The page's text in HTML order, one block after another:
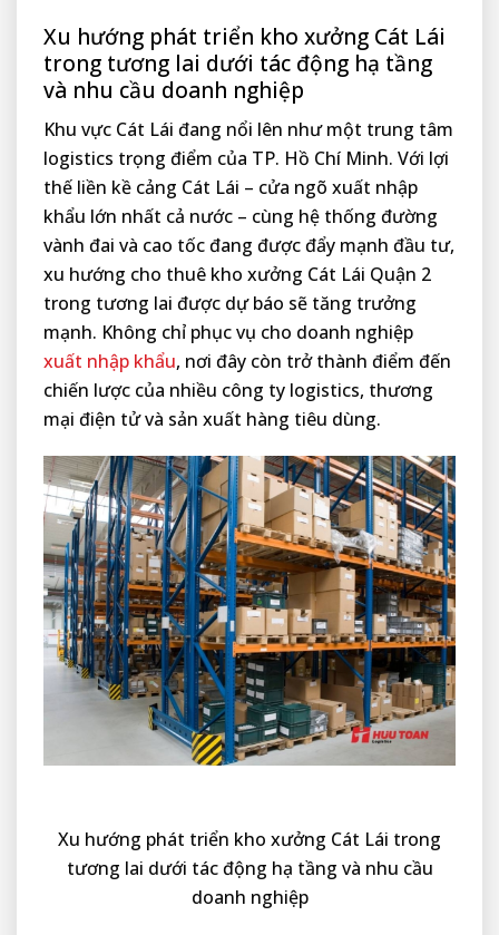
Xu hướng phát triển kho xưởng Cát Lái
trong tương lai dưới tác động hạ tầng
và nhu cầu doanh nghiệp
Khu vực Cát Lái đang nổi lên như một trung tâm
logistics trọng điểm của TP. Hồ Chí Minh. Với lợi
thế liền kề cảng Cát Lái – cửa ngõ xuất nhập
khẩu lớn nhất cả nước – cùng hệ thống đường
vành đai và cao tốc đang được đẩy mạnh đầu tư,
xu hướng cho thuê kho xưởng Cát Lái Quận 2
trong tương lai được dự báo sẽ tăng trưởng
mạnh. Không chỉ phục vụ cho doanh nghiệp
xuất nhập khẩu, nơi đây còn trở thành điểm đến
chiến lược của nhiều công ty logistics, thương
mại điện tử và sản xuất hàng tiêu dùng.
Xu hướng phát triển kho xưởng Cát Lái trong
tương lai dưới tác động hạ tầng và nhu cầu
doanh nghiệp